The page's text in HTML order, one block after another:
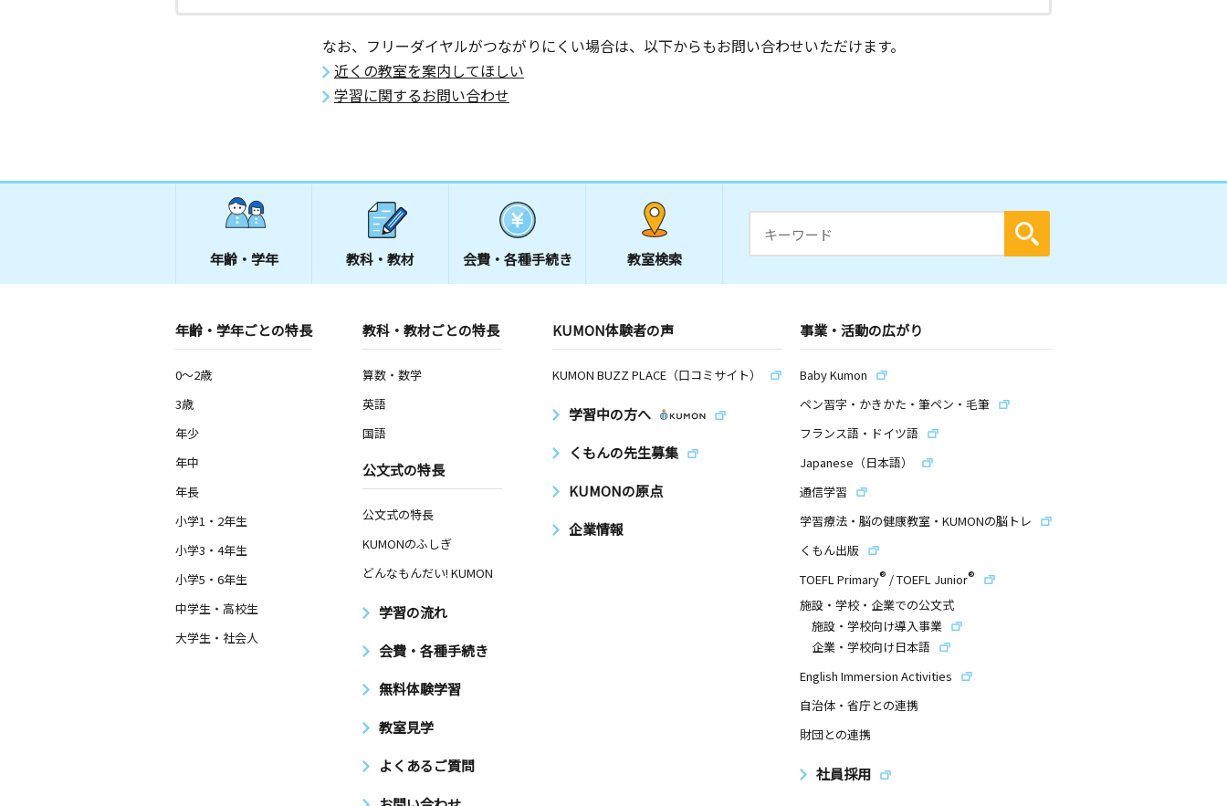
なお、フリーダイヤルがつながりにくい場合は、以下からもお問い合わせいただけます。
近くの教室を案内してほしい
学習に関するお問い合わせ
年齢・学年 教科・教材 会費・ 各種手続き 教室検索
年齢・学年ごとの特長
0～2歳
3歳
年少
年中
年長
小学1・2年生
小学3・4年生
小学5・6年生
中学生・高校生
大学生・社会人
教科・教材ごとの特長
算数・数学
英語
国語
公文式の特長
公文式の特長
KUMONのふしぎ
どんなもんだい! KUMON
学習の流れ
会費・各種手続き
無料体験学習
教室見学
よくあるご質問
KUMON体験者の声
KUMON BUZZ PLACE（口コミサイト）
学習中の方へ
くもんの先生募集
KUMONの原点
企業情報
事業・活動の広がり
Baby Kumon
ペン習字・かきかた・筆ペン・毛筆
フランス語・ドイツ語
Japanese（日本語）
通信学習
学習療法・脳の健康教室・KUMONの脳トレ
くもん出版
TOEFL Primary® /TOEFL Junior®
施設・学校・企業での公文式
施設・学校向け導入事業
企業・学校向け日本語
English Immersion Activities
自治体・省庁との連携
財団との連携
社員採用